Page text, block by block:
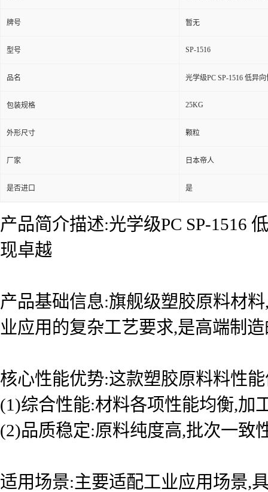
牌号 暂无
型号 SP-1516
品名 光学级PC SP-1516 低异
包装规格 25KG
外形尺寸 颗粒
厂家 日本帝人
是否进口 是
产品简介描述:光学级PC SP-1516
现卓越
产品基础信息:旗舰级塑胶原料材
业应用的复杂工艺要求,是高端制
核心性能优势:这款塑胶原料料性
(1)综合性能:材料各项性能均衡,加
(2)品质稳定:原料纯度高,批次一致
适用场景:主要适配工业应用场景,